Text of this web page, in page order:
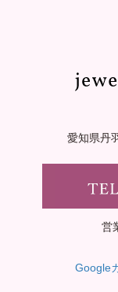
愛知県丹
営
Google